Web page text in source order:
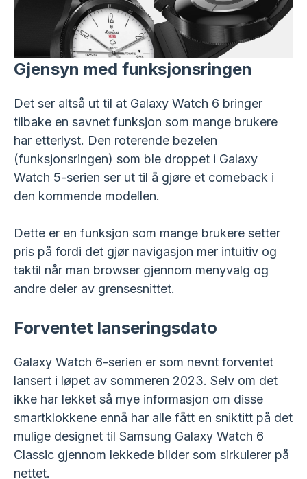
Gjensyn med funksjonsringen
Det ser altså ut til at Galaxy Watch 6 bringer
tilbake en savnet funksjon som mange brukere
har etterlyst. Den roterende bezelen
(funksjonsringen) som ble droppet i Galaxy
Watch 5-serien ser ut til å gjøre et comeback i
den kommende modellen.
Dette er en funksjon som mange brukere setter
pris på fordi det gjør navigasjon mer intuitiv og
taktil når man browser gjennom menyvalg og
andre deler av grensesnittet.
Forventet lanseringsdato
Galaxy Watch 6-serien er som nevnt forventet
lansert i løpet av sommeren 2023. Selv om det
ikke har lekket så mye informasjon om disse
smartklokkene ennå har alle fått en sniktitt på det
mulige designet til Samsung Galaxy Watch 6
Classic gjennom lekkede bilder som sirkulerer på
nettet.